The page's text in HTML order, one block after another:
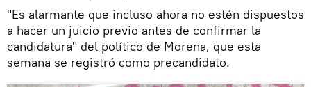
"Es alarmante que incluso ahora no estén dispuestos
a hacer un juicio previo antes de confirmar la
candidatura" del político de Morena, que esta
semana se registró como precandidato.